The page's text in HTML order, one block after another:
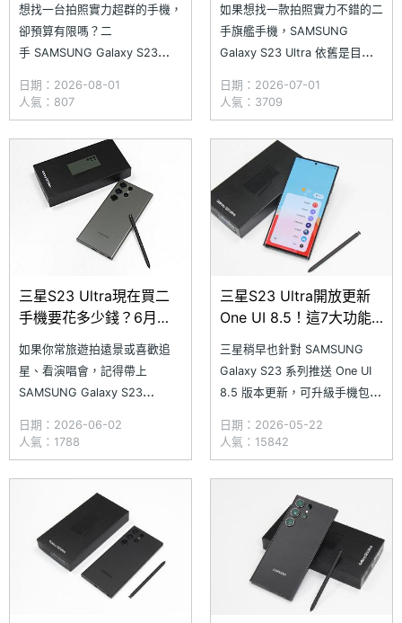
想找一台拍照實力超群的手機，
卻預算有限嗎？二
手 SAMSUNG Galaxy S23
僅搭載 2 億畫素主鏡頭與 10 倍
光學長焦鏡頭，即便是舞台表演
者的神情，也能輕鬆捕捉細節。
根據 SOGI 合作報價店家 2026
年 8 月的價格來看
日期：2026-08-01
人氣：807
如果想找一款拍照實力不錯的二
手旗艦手機，SAMSUNG
Galaxy S23 Ultra 依舊是目前
億畫素主鏡頭與 10 倍光學長焦
鏡頭，可滿足各式各樣的攝影情
境需求。根據 SOGI 合作報價店
家 2026 年 7 月的價格來看，
Galaxy S23 Ultra 通路二
日期：2026-07-01
人氣：3709
三星S23 Ultra現在買二
手機要花多少錢？6月通
如果你常旅遊拍遠景或喜歡追
星、看演唱會，記得帶上
SAMSUNG Galaxy S23
10 倍光學長焦鏡頭，能拍出細
節豐富、解析度極高的照片，遠
距離拍攝清晰有感，現在二手價
格也比當年入手甜上不少，根據
SOGI 合作報價店家 2026 年 6
月的價格來看，G
日期：2026-06-02
人氣：1788
三星S23 Ultra開放更新
One UI 8.5！這7大功能
三星稍早也針對 SAMSUNG
Galaxy S23 系列推送 One UI
8.5 版本更新，可升級手機包括
S23+ 與 Galaxy S23，不過相
較於 Galaxy S25 系列在 One
UI 8.5 擁有多達 57 項的追加功
日期：2026-05-22
人氣：15842